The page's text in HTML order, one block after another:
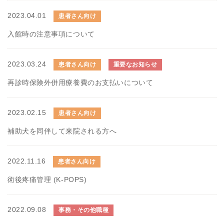
2023.04.01 患者さん向け
入館時の注意事項について
2023.03.24 患者さん向け 重要なお知らせ
再診時保険外併用療養費のお支払いについて
2023.02.15 患者さん向け
補助犬を同伴して来院される方へ
2022.11.16 患者さん向け
術後疼痛管理 (K-POPS)
2022.09.08 事務・その他職種